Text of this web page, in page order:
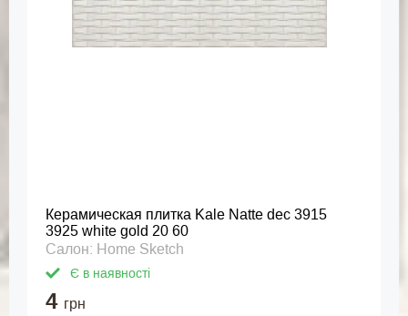
Керамическая плитка Kale Natte dec 3915
3925 white gold 20 60
Салон: Home Sketch
Є в наявності
4 грн